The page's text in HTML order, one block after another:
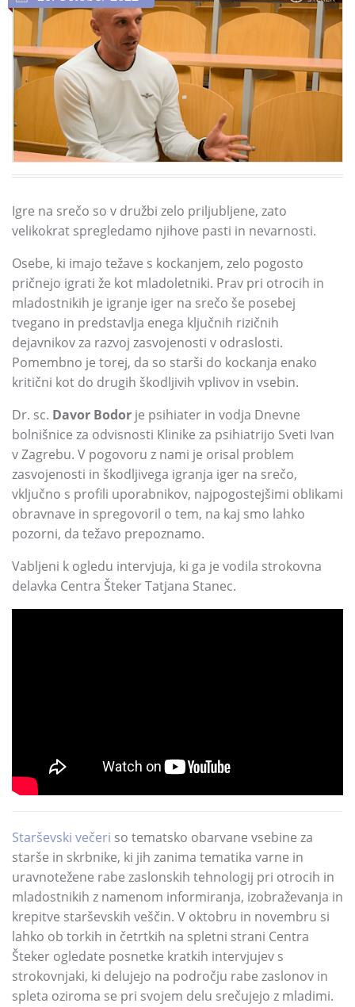
Igre na srečo so v družbi zelo priljubljene, zato
velikokrat spregledamo njihove pasti in nevarnosti.
Osebe, ki imajo težave s kockanjem, zelo pogosto
pričnejo igrati že kot mladoletniki. Prav pri otrocih in
mladostnikih je igranje iger na srečo še posebej
tvegano in predstavlja enega ključnih rizičnih
dejavnikov za razvoj zasvojenosti v odraslosti.
Pomembno je torej, da so starši do kockanja enako
kritični kot do drugih škodljivih vplivov in vsebin.
Dr. sc. Davor Bodor je psihiater in vodja Dnevne
bolnišnice za odvisnosti Klinike za psihiatrijo Sveti Ivan
v Zagrebu. V pogovoru z nami je orisal problem
zasvojenosti in škodljivega igranja iger na srečo,
vključno s profili uporabnikov, najpogostejšimi oblikami
obravnave in spregovoril o tem, na kaj smo lahko
pozorni, da težavo prepoznamo.
Vabljeni k ogledu intervjuja, ki ga je vodila strokovna
delavka Centra Šteker Tatjana Stanec.
Starševski večeri so tematsko obarvane vsebine za
starše in skrbnike, ki jih zanima tematika varne in
uravnotežene rabe zaslonskih tehnologij pri otrocih in
mladostnikih z namenom informiranja, izobraževanja in
krepitve starševskih veščin. V oktobru in novembru si
lahko ob torkih in četrtkih na spletni strani Centra
Šteker ogledate posnetke kratkih intervjujev s
strokovnjaki, ki delujejo na področju rabe zaslonov in
spleta oziroma se pri svojem delu srečujejo z mladimi.